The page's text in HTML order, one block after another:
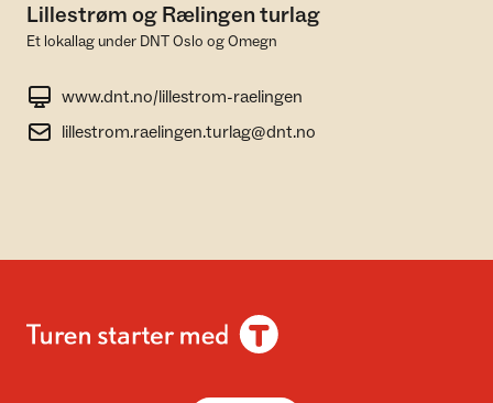
Lillestrøm og Rælingen turlag
Et lokallag under DNT Oslo og Omegn
www.dnt.no/lillestrom-raelingen
lillestrom.raelingen.turlag@dnt.no